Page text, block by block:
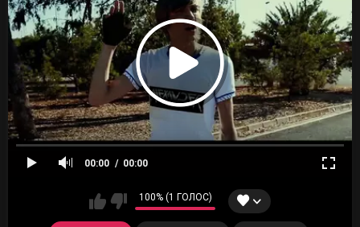
00:00 00:00
100% (1 ГОЛОС)